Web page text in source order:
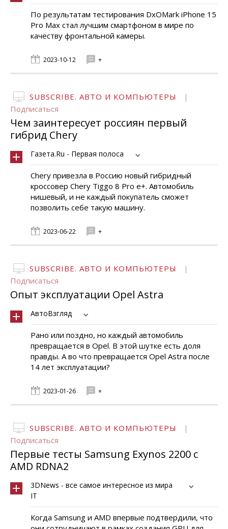
По результатам тестирования DxOMark iPhone 15
Pro Max стал лучшим смартфоном в мире по
качеству фронтальной камеры.
2023-10-12 +
SUBSCRIBE. АВТО И КОМПЬЮТЕРЫ
|
Подписаться
Чем заинтересует россиян первый
гибрид Chery
Газета.Ru - Первая полоса
Chery привезла в Россию новый гибридный
кроссовер Chery Tiggo 8 Pro e+. Автомобиль
нишевый, и не каждый покупатель сможет
позволить себе такую машину.
2023-06-22 +
SUBSCRIBE. АВТО И КОМПЬЮТЕРЫ
|
Подписаться
Опыт эксплуатации Opel Astra
АвтоВзгляд
Рано или поздно, но каждый автомобиль
превращается в Opel. В этой шутке есть доля
правды. А во что превращается Opel Astra после
14 лет эксплуатации?
2023-01-26 +
SUBSCRIBE. АВТО И КОМПЬЮТЕРЫ
|
Подписаться
Первые тесты Samsung Exynos 2200 с
AMD RDNA2
3DNews - все самое интересное из мира
IT
Когда Samsung и AMD впервые подтвердили, что